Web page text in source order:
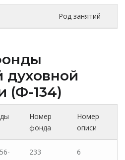
Род занятий
духовной
(Ф-134)
Номер
фонда
Номер
описи
233 6